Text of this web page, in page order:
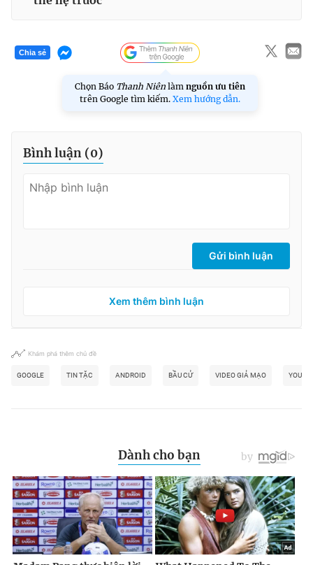
Chia sẻ
Chọn Báo Thanh Niên làm nguồn ưu tiên
trên Google tìm kiếm. Xem hướng dẫn.
Bình luận (0)
Gửi bình luận
Xem thêm bình luận
Khám phá thêm chủ đề
GOOGLE TIN TẶC ANDROID BẦU CỬ VIDEO GIẢ MẠO